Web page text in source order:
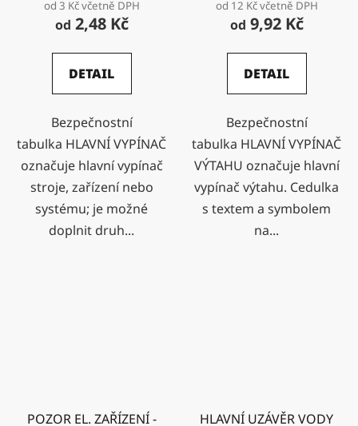
od 3 Kč včetně DPH
od 2,48 Kč
DETAIL
Bezpečnostní
tabulka HLAVNÍ VYPÍNAČ
označuje hlavní vypínač
stroje, zařízení nebo
systému; je možné
doplnit druh...
od 12 Kč včetně DPH
od 9,92 Kč
DETAIL
Bezpečnostní
tabulka HLAVNÍ VYPÍNAČ
VÝTAHU označuje hlavní
vypínač výtahu. Cedulka
s textem a symbolem
na...
POZOR EL. ZAŘÍZENÍ -
HLAVNÍ UZÁVĚR VODY